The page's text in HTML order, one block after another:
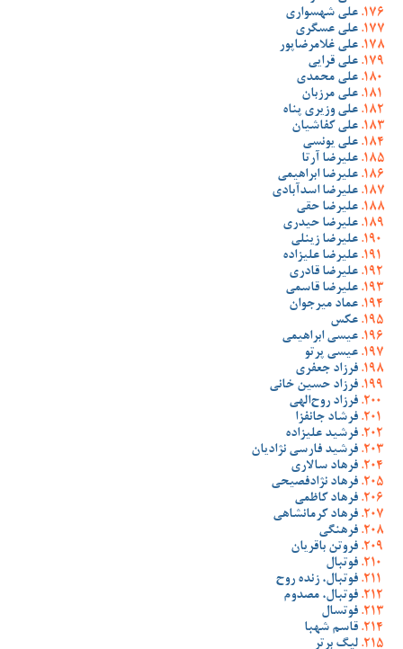
علی شهسواری
علی عسگری
علی غلامرضاپور
علی قرایی
علی محمدی
علی مرزبان
علی وزیری پناه
علی کفاشیان
علی یونسی
علیرضا آرتا
علیرضا ابراهیمی
علیرضا اسدآبادی
علیرضا حقی
علیرضا حیدری
علیرضا زینلی
علیرضا علیزاده
علیرضا قادری
علیرضا قاسمی
عماد میرجوان
عکس
عیسی ابراهیمی
عیسی پرتو
فرزاد جعفری
فرزاد حسین خانی
فرزاد روح‌الهی
فرشاد جانفزا
فرشید علیزاده
فرشید فارسی نژادیان
فرهاد سالاری
فرهاد نژادفصیحی
فرهاد کاظمی
فرهاد کرمانشاهی
فرهنگی
فروتن باقریان
فوتبال
فوتبال، زنده روح
فوتبال، مصدوم
فوتسال
قاسم شهبا
لیگ برتر